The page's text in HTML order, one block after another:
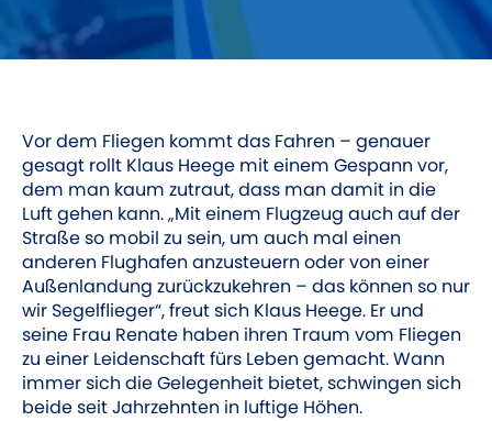
Vor dem Fliegen kommt das Fahren – genauer
gesagt rollt Klaus Heege mit einem Gespann vor,
dem man kaum zutraut, dass man damit in die
Luft gehen kann. „Mit einem Flugzeug auch auf der
Straße so mobil zu sein, um auch mal einen
anderen Flughafen anzusteuern oder von einer
Außenlandung zurückzukehren – das können so nur
wir Segelflieger“, freut sich Klaus Heege. Er und
seine Frau Renate haben ihren Traum vom Fliegen
zu einer Leidenschaft fürs Leben gemacht. Wann
immer sich die Gelegenheit bietet, schwingen sich
beide seit Jahrzehnten in luftige Höhen.